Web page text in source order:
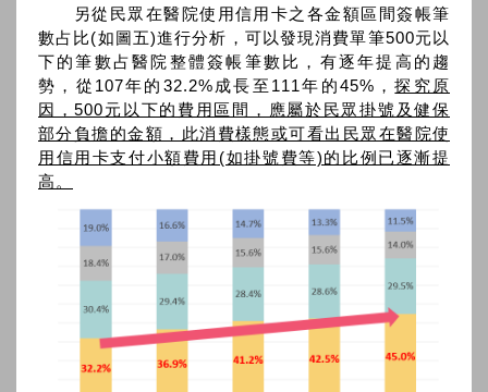
另從民眾在醫院使用信用卡之各金額區間簽帳筆
數占比(如圖五)進行分析，可以發現消費單筆500元以
下的筆數占醫院整體簽帳筆數比，有逐年提高的趨
勢，從107年的32.2%成長至111年的45%，探究原
因，500元以下的費用區間，應屬於民眾掛號及健保
部分負擔的金額，此消費樣態或可看出民眾在醫院使
用信用卡支付小額費用(如掛號費等)的比例已逐漸提
高。